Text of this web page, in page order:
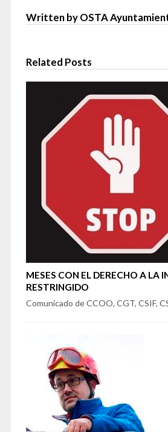
Written by OSTA
Related Posts
MESES CON EL DERECHO A LA
RESTRINGIDO
Comunicado de CCOO, CGT, CSIF,